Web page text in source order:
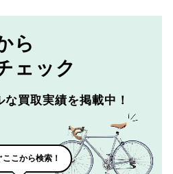
ら
ェック
な買取実績を掲載中！
こから検索！